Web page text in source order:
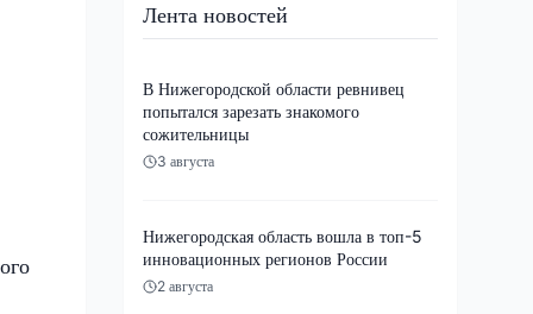
Лента новостей
В Нижегородской области ревнивец
попытался зарезать знакомого
сожительницы
3 августа
Нижегородская область вошла в топ-5
инновационных регионов России
2 августа